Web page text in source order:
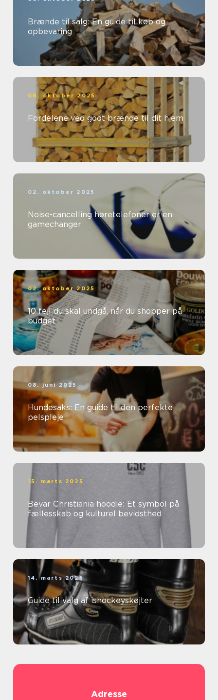
Brænde til salg: En guide til køb og
opbevaring
06. oktober 2025
Fordelene ved godt brænde til dit hjem
02. oktober 2025
Noise-cancelling høretelefoner er en
gamechanger
02. oktober 2025
10 fejl du skal undgå, når du shopper på
budget
08. juni 2025
Hundesaks: En guide til den perfekte
pelspleje
15. marts 2025
Bevar Christiania hoodie: Et symbol på
fællesskab og kulturel bevidsthed
14. marts 2025
Guide til valg af ishockeyskøjter
Adresse